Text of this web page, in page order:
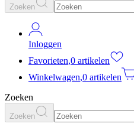
Zoeken
Inloggen
Favorieten,0 artikelen
Winkelwagen,0 artikelen
Zoeken
Zoeken